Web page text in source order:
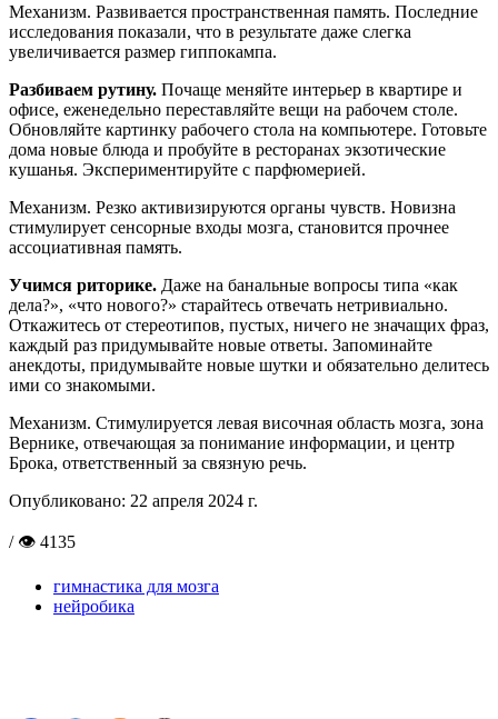
Механизм. Развивается пространственная память. Последние
исследования показали, что в результате даже слегка
увеличивается размер гиппокампа.
Разбиваем рутину. Почаще меняйте интерьер в квартире и
офисе, еженедельно переставляйте вещи на рабочем столе.
Обновляйте картинку рабочего стола на компьютере. Готовьте
дома новые блюда и пробуйте в ресторанах экзотические
кушанья. Экспериментируйте с парфюмерией.
Механизм. Резко активизируются органы чувств. Новизна
стимулирует сенсорные входы мозга, становится прочнее
ассоциативная память.
Учимся риторике. Даже на банальные вопросы типа «как
дела?», «что нового?» старайтесь отвечать нетривиально.
Откажитесь от стереотипов, пустых, ничего не значащих фраз,
каждый раз придумывайте новые ответы. Запоминайте
анекдоты, придумывайте новые шутки и обязательно делитесь
ими со знакомыми.
Механизм. Стимулируется левая височная область мозга, зона
Вернике, отвечающая за понимание информации, и центр
Брока, ответственный за связную речь.
Опубликовано: 22 апреля 2024 г.
/ 👁 4135
гимнастика для мозга
нейробика